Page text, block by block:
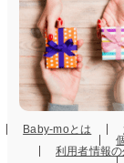
Baby-moとは
利用者情報